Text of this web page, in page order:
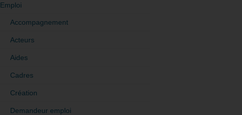
Emploi
Accompagnement
Acteurs
Aides
Cadres
Création
Demandeur emploi